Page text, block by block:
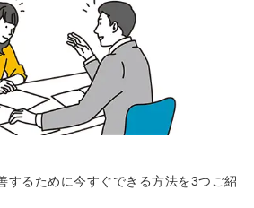
するために今すぐできる方法を3つご紹